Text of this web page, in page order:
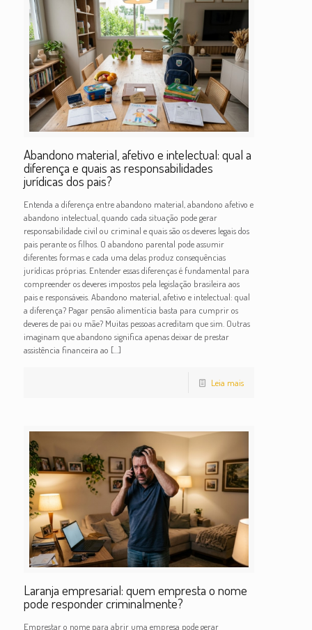
Abandono material, afetivo e intelectual: qual a
diferença e quais as responsabilidades
jurídicas dos pais?
Entenda a diferença entre abandono material, abandono afetivo e
abandono intelectual, quando cada situação pode gerar
responsabilidade civil ou criminal e quais são os deveres legais dos
pais perante os filhos. O abandono parental pode assumir
diferentes formas e cada uma delas produz consequências
jurídicas próprias. Entender essas diferenças é fundamental para
compreender os deveres impostos pela legislação brasileira aos
pais e responsáveis. Abandono material, afetivo e intelectual: qual
a diferença? Pagar pensão alimentícia basta para cumprir os
deveres de pai ou mãe? Muitas pessoas acreditam que sim. Outras
imaginam que abandono significa apenas deixar de prestar
assistência financeira ao […]
Leia mais
Laranja empresarial: quem empresta o nome
pode responder criminalmente?
Emprestar o nome para abrir uma empresa pode gerar